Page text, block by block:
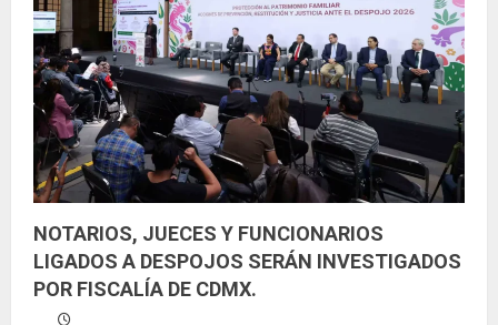
NOTARIOS, JUECES Y FUNCIONARIOS
LIGADOS A DESPOJOS SERÁN INVESTIGADOS
POR FISCALÍA DE CDMX.